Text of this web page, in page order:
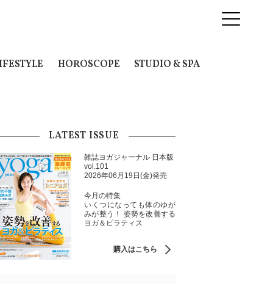
HOROSCOPE STUDIO & SPA
LATEST ISSUE
雑誌ヨガジャーナル 日本版
vol.101
2026年06月19日(金)発売
今月の特集
いくつになっても体のゆが
みが整う！ 姿勢を改善する
ヨガ＆ピラティス
購入はこちら